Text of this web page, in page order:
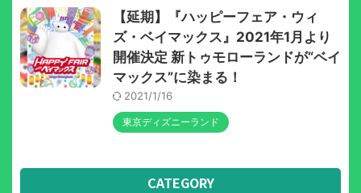
【延期】『ハッピーフェア・ウィ
ズ・ベイマックス』2021年1月より
開催決定 新トゥモローランドが“ベイ
マックス”に染まる！
2021/1/16
東京ディズニーランド
CATEGORY